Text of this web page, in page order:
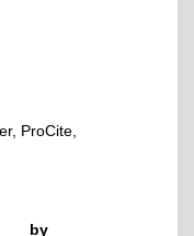
ProCite,
by